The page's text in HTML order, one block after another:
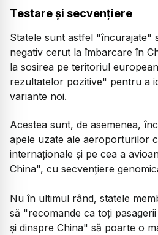
Testare și secvențiere
Statele sunt astfel "încurajate"
negativ cerut la îmbarcare în
la sosirea pe teritoriul
rezultatelor pozitive" pentru a
variante noi.
Acestea sunt, de asemenea,
apele uzate ale aeroporturilor
internaţionale şi pe cea a
China", cu secvenţiere
Nu în ultimul rând, statele
să "recomande ca toţi
şi dinspre China" să poarte o